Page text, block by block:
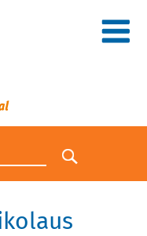
Suche